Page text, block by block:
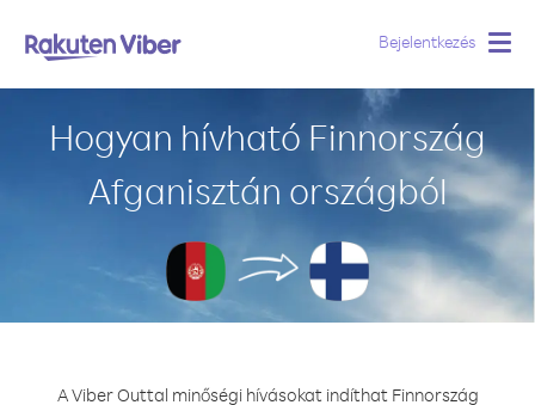
Bejelentkezés
Hogyan hívható Finnország
Afganisztán országból
A Viber Outtal minőségi hívásokat indíthat Finnország